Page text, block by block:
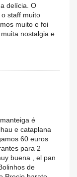
delícia. O
staff muito
muito e foi
nostalgia e
é
e cataplana
60 euros
para 2
buena , el pan
de